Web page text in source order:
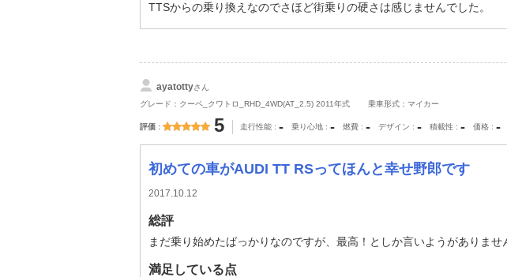
TTSからの乗り換えなのでさほど街乗りの硬さは感じませんでした。
ayatottyさん
グレード：クーペ_クワトロ_RHD_4WD(AT_2.5) 2011年式
乗車形式：マイカー
評価 5 走行性能 - 乗り心地 - 燃費 - デザイン - 積載性 - 価格 -
初めての車がAUDI TT RSってほんと幸せ野郎です
2017.10.12
総評
まだ乗り始めたばっかりなのですが、最高！としか言いようがありませ
満足している点